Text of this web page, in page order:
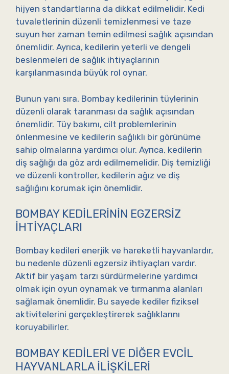
hijyen standartlarına da dikkat edilmelidir. Kedi
tuvaletlerinin düzenli temizlenmesi ve taze
suyun her zaman temin edilmesi sağlık açısından
önemlidir. Ayrıca, kedilerin yeterli ve dengeli
beslenmeleri de sağlık ihtiyaçlarının
karşılanmasında büyük rol oynar.
Bunun yanı sıra, Bombay kedilerinin tüylerinin
düzenli olarak taranması da sağlık açısından
önemlidir. Tüy bakımı, cilt problemlerinin
önlenmesine ve kedilerin sağlıklı bir görünüme
sahip olmalarına yardımcı olur. Ayrıca, kedilerin
diş sağlığı da göz ardı edilmemelidir. Diş temizliği
ve düzenli kontroller, kedilerin ağız ve diş
sağlığını korumak için önemlidir.
BOMBAY KEDILERININ EGZERSIZ
İHTIYAÇLARI
Bombay kedileri enerjik ve hareketli hayvanlardır,
bu nedenle düzenli egzersiz ihtiyaçları vardır.
Aktif bir yaşam tarzı sürdürmelerine yardımcı
olmak için oyun oynamak ve tırmanma alanları
sağlamak önemlidir. Bu sayede kediler fiziksel
aktivitelerini gerçekleştirerek sağlıklarını
koruyabilirler.
BOMBAY KEDILERI VE DIĞER EVCIL
HAYVANLARLA İLIŞKILERI